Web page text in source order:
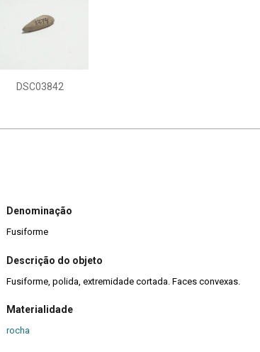
DSC03842
Denominação
Fusiforme
Descrição do objeto
Fusiforme, polida, extremidade cortada. Faces convexas.
Materialidade
rocha